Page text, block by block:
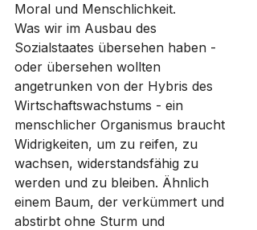
Moral und Menschlichkeit.
Was wir im Ausbau des
Sozialstaates übersehen haben -
oder übersehen wollten
angetrunken von der Hybris des
Wirtschaftswachstums - ein
menschlicher Organismus braucht
Widrigkeiten, um zu reifen, zu
wachsen, widerstandsfähig zu
werden und zu bleiben. Ähnlich
einem Baum, der verkümmert und
abstirbt ohne Sturm und